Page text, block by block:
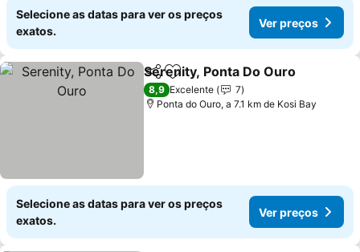
Selecione as datas para ver os preços
exatos.
Ver preços
PartilharAdicionar aos favoritos
Serenity, Ponta Do Ouro
8,9 Excelente
7
Ponta do Ouro, a 7.1 km de Kosi Bay
Selecione as datas para ver os preços
exatos.
Ver preços